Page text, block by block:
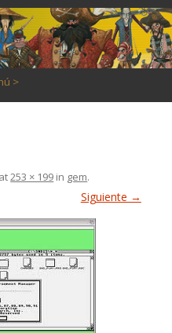
>
253 × 199 in gem.
Siguiente →